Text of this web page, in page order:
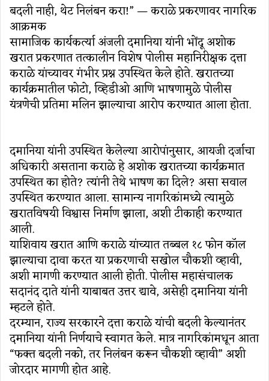
बदली नाही, थेट निलंबन करा!” — कराळे प्रकरणावर नागरिक
आक्रमक
सामाजिक कार्यकर्त्या अंजली दमानिया यांनी भोंदू अशोक
खरात प्रकरणात तत्कालीन विशेष पोलीस महानिरीक्षक दत्ता
कराळे यांच्यावर गंभीर प्रश्न उपस्थित केले होते. खरातच्या
कार्यक्रमातील फोटो, व्हिडीओ आणि भाषणामुळे पोलीस
यंत्रणेची प्रतिमा मलिन झाल्याचा आरोप करण्यात आला होता.
दमानिया यांनी उपस्थित केलेल्या आरोपांनुसार, आयजी दर्जाचा
अधिकारी असताना कराळे हे अशोक खरातच्या कार्यक्रमात
उपस्थित का होते? त्यांनी तेथे भाषण का दिले? असा सवाल
उपस्थित करण्यात आला. सामान्य नागरिकांमध्ये त्यामुळे
खरातविषयी विश्वास निर्माण झाला, अशी टीकाही करण्यात
आली.
याशिवाय खरात आणि कराळे यांच्यात तब्बल १८ फोन कॉल
झाल्याचा दावा करत या प्रकरणाची सखोल चौकशी व्हावी,
अशी मागणी करण्यात आली होती. पोलीस महासंचालक
सदानंद दाते यांनी याबाबत उत्तर द्यावे, असेही दमानिया यांनी
म्हटले होते.
दरम्यान, राज्य सरकारने दत्ता कराळे यांची बदली केल्यानंतर
दमानिया यांनी निर्णयाचे स्वागत केले. मात्र नागरिकांमधून आता
“फक्त बदली नको, तर निलंबन करून चौकशी व्हावी” अशी
जोरदार मागणी होत आहे.